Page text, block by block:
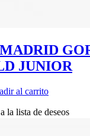
JUNIOR
al carrito
la lista de deseos